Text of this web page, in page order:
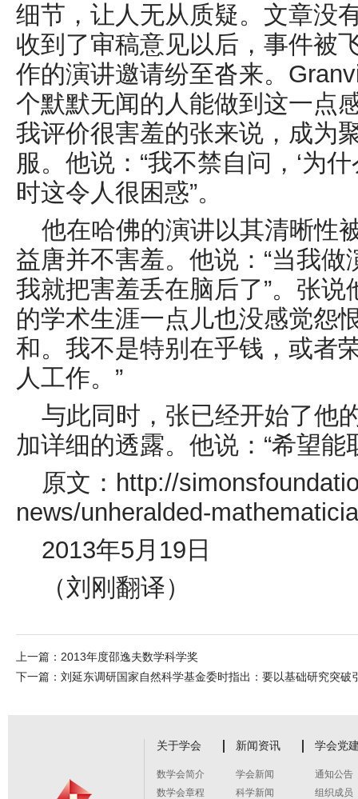
细节，让人无从质疑。文章没
收到 了审稿意见以后，事件被
作的演讲邀请纷至沓来。
个默默无闻的人能做到这一点
我评价很害羞的张来说，成为
服。他说：“我不禁自问，‘为
时这令人很困惑”。
他在哈佛的演讲以其清晰性
益唐并不害羞。他说：“当我
我就把害羞丢在脑后了”。张
的学术生涯一点儿也没感觉怨
和。我不是特别在乎钱，或者
人工作。”
与此同时，张已经开始了他
加详细的透露。他说：“希望能
原文： http://
news/unheralded-
2013年5月 19 日
（刘刚翻译）
上一篇： 2013年度邵逸夫数学科学奖
下一篇： 刘延东调研国家自然科学基金委时指出：要以基础研究突破
关于学会
数学会简介
数学会章程
新闻资讯
学会新闻
科学新闻
学会党
通知公告
组织成员